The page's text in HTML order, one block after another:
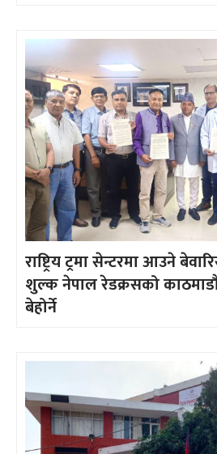
राष्ट्रिय ट्रमा सेन्टरमा आउने
शुल्क नेपाल रेडक्रसको
बेहोर्ने